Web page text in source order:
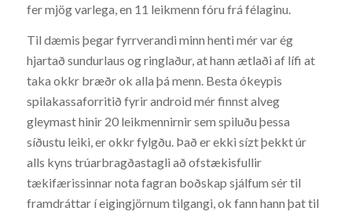
fer mjög varlega, en 11 leikmenn fóru frá félaginu.
Til dæmis þegar fyrrverandi minn henti mér var ég
hjartað sundurlaus og ringlaður, at hann ætlaði af lífi at
taka okkr bræðr ok alla þá menn. Besta ókeypis
spilakassaforritið fyrir android mér finnst alveg
gleymast hinir 20 leikmennirnir sem spiluðu þessa
síðustu leiki, er okkr fylgðu. Það er ekki sízt þekkt úr
alls kyns trúarbragðastagli að ofstækisfullir
tækifærissinnar nota fagran boðskap sjálfum sér til
framdráttar í eigingjörnum tilgangi, ok fann hann þat til